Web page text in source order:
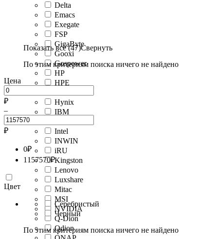
Delta
Emacs
Exegate
FSP
GigaByte
Gooxi
Gospower
HP
HPE
Hynix
IBM
Intel
INWIN
iRU
Kingston
Lenovo
Luxshare
Mitac
MSI
NVIDIA
Q-Dion
Qdion
Показать все (47)Свернуть
По этим критериям поиска ничего не найдено
Цена
₽
–
₽
0₽
1157570₽
Цвет
Серебристый
Черный
По этим критериям поиска ничего не найдено